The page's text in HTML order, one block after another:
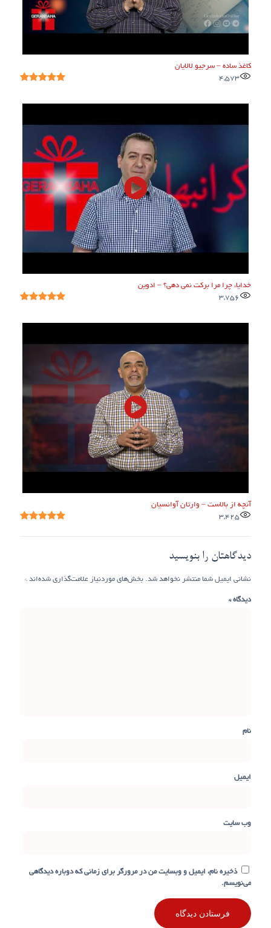
کاغذ ساده – سرجیو لالایان
4,573
خدایا، چرا مرا برکت نمی دهی؟ – ادوین
3,756
آنچه از بالاست – وارتان آوانسیان
3,425
دیدگاهتان را بنویسید
نشانی ایمیل شما منتشر نخواهد شد. بخش‌های موردنیاز علامت‌گذاری شده‌اند *
دیدگاه*
نام
ایمیل
وب‌ سایت
ذخیره نام، ایمیل و وبسایت من در مرورگر برای زمانی که دوباره دیدگاهی
می‌نویسم.